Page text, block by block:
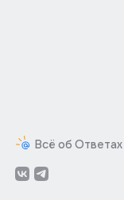
Всё об Ответах